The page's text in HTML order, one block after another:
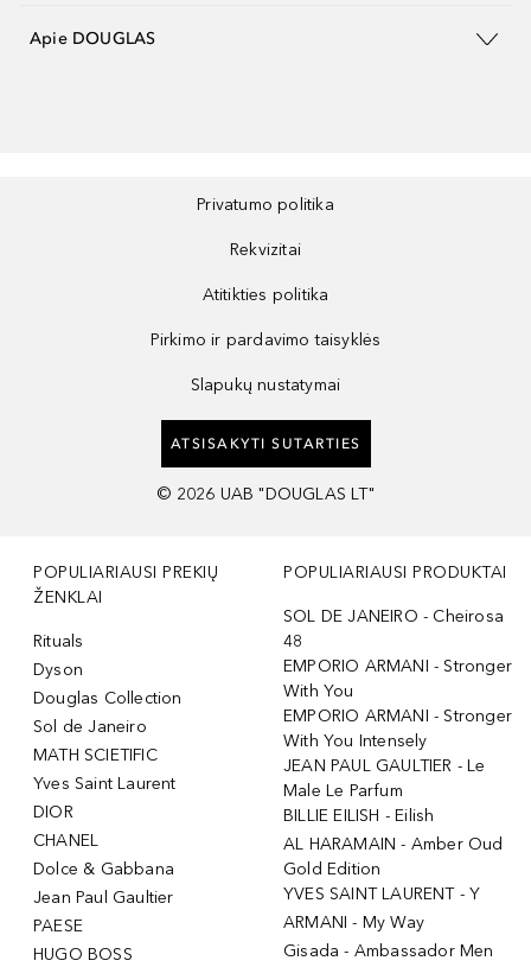
Apie DOUGLAS
Privatumo politika
Rekvizitai
Atitikties politika
Pirkimo ir pardavimo taisyklės
Slapukų nustatymai
ATSISAKYTI SUTARTIES
© 2026 UAB "DOUGLAS LT"
POPULIARIAUSI PREKIŲ
ŽENKLAI
Rituals
Dyson
Douglas Collection
Sol de Janeiro
MATH SCIETIFIC
Yves Saint Laurent
DIOR
CHANEL
Dolce & Gabbana
Jean Paul Gaultier
PAESE
HUGO BOSS
POPULIARIAUSI PRODUKTAI
SOL DE JANEIRO - Cheirosa
48
EMPORIO ARMANI - Stronger
With You
EMPORIO ARMANI - Stronger
With You Intensely
JEAN PAUL GAULTIER - Le
Male Le Parfum
BILLIE EILISH - Eilish
AL HARAMAIN - Amber Oud
Gold Edition
YVES SAINT LAURENT - Y
ARMANI - My Way
Gisada - Ambassador Men